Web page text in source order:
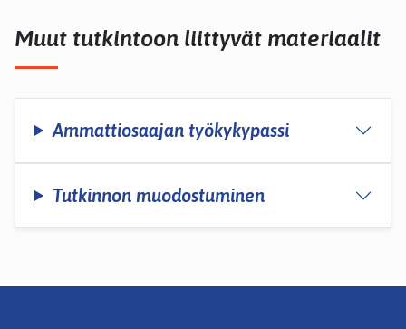
Muut tutkintoon liittyvät materiaalit
Ammattiosaajan työkykypassi
Tutkinnon muodostuminen